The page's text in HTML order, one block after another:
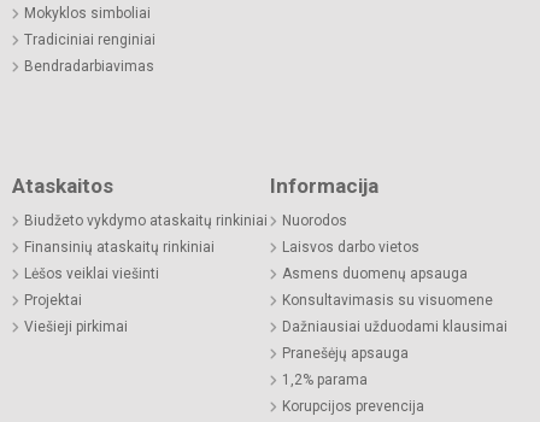
Mokyklos simboliai
Tradiciniai renginiai
Bendradarbiavimas
Ataskaitos
Biudžeto vykdymo ataskaitų rinkiniai
Finansinių ataskaitų rinkiniai
Lėšos veiklai viešinti
Projektai
Viešieji pirkimai
Informacija
Nuorodos
Laisvos darbo vietos
Asmens duomenų apsauga
Konsultavimasis su visuomene
Dažniausiai užduodami klausimai
Pranešėjų apsauga
1,2% parama
Korupcijos prevencija